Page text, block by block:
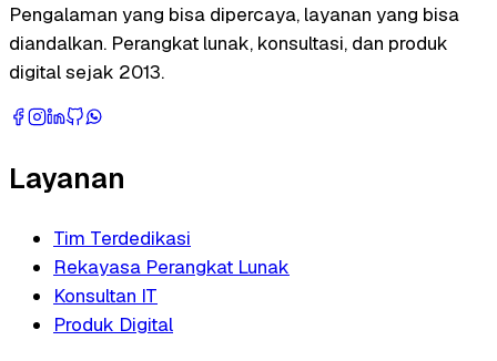
Pengalaman yang bisa dipercaya, layanan yang bisa
diandalkan. Perangkat lunak, konsultasi, dan produk
digital sejak 2013.
Layanan
Tim Terdedikasi
Rekayasa Perangkat Lunak
Konsultan IT
Produk Digital